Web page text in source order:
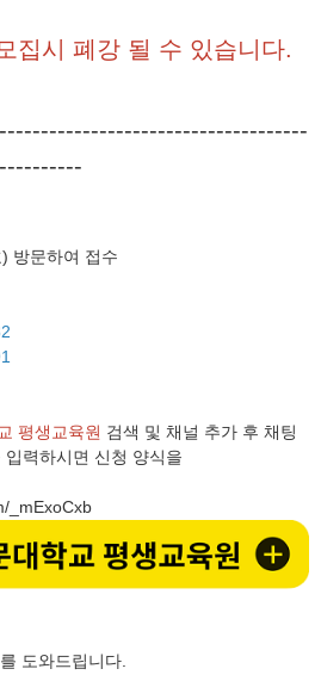
집시 폐강 될 수 있습니다.
방문하여 접수
평생교육원 검색 및 채널 추가 후 채팅
력하시면 신청 양식을
_mExoCxb
도와드립니다.